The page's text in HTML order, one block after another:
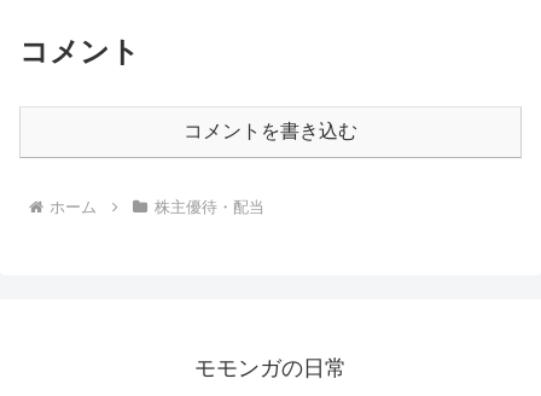
コメント
コメントを書き込む
ホーム 株主優待・配当
モモンガの日常